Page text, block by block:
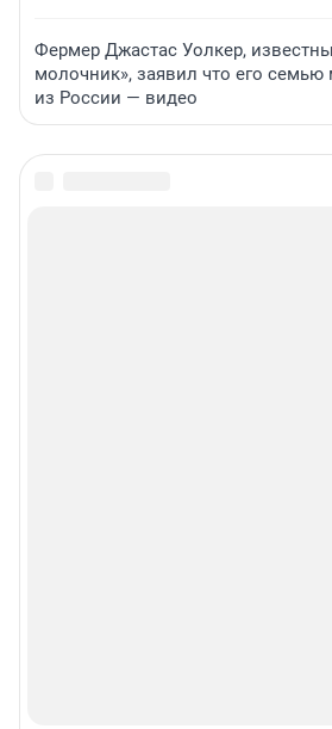
Фермер Джастас Уолкер,
молочник», заявил что его семью
из России — видео